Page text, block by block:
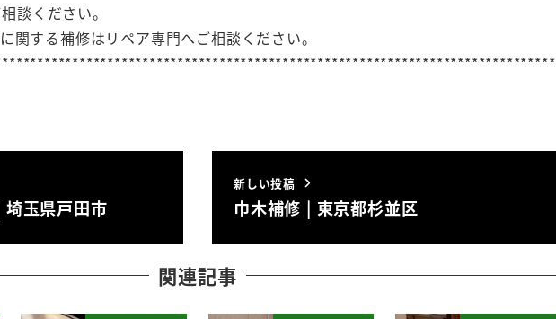
談ください。
関する補修はリペア専門へご相談ください。
玉県戸田市
新しい投稿
巾木補修 | 東京都杉並区
関連記事